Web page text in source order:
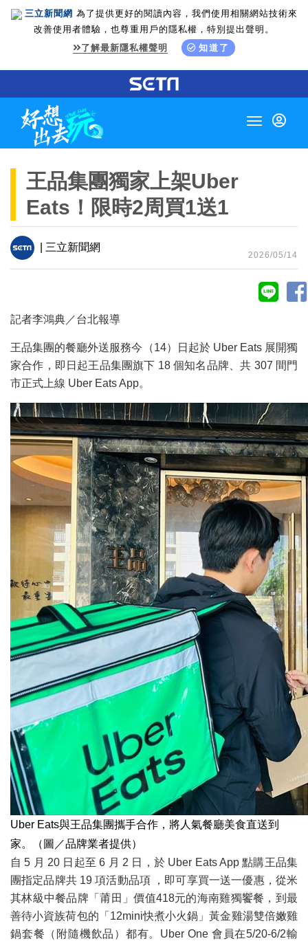
三立新聞網 為了提供更好的閱讀內容，我們使用相關網站技術來
改善使用者體驗，也尊重用戶的隱私權，特別提出聲明。
了解最新隱私權聲明
知道了
Toggle
王品集團獨家上架Uber
Eats！限時2周買1送1
| 三立新聞網
2026/05/14
記者李鴻典／台北報導
王品集團的餐廳外送服務今（14）日起於 Uber Eats 展開獨
家合作，即日起王品集團旗下 18 個知名品牌、共 307 間門
市正式上線 Uber Eats App。
Uber Eats與王品集團攜手合作，將人氣餐廳美食直送到
家。（圖／品牌業者提供）
自 5 月 20 日起至 6 月 2 日，於 Uber Eats App 點購王品集
團指定品牌共 19 項活動品項 ，即可享買一送一優惠，從米
其林級中餐品牌「莆田」價值418元的海南雞獨饗餐，到最
善待小資族荷包的「12mini快煮小火鍋」黃金雞湯雙倍嫩雞
鍋套餐（附隨機飲品）都有。Uber One 會員在5/20-6/2輸